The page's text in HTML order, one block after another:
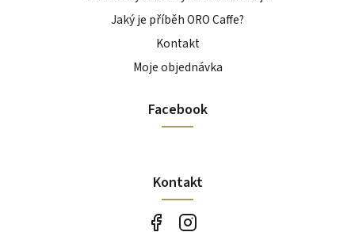
Jaký je příběh ORO Caffe?
Kontakt
Moje objednávka
Facebook
Kontakt